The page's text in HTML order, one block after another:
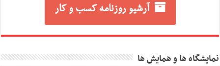
آرشیو روزنامه کسب و کار
نمایشگاه ها و همایش ها